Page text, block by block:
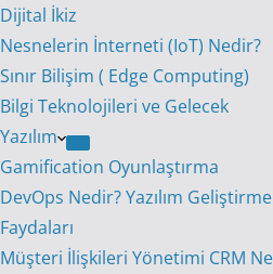
Dijital İkiz
Nesnelerin İnterneti (IoT) Nedir?
Sınır Bilişim ( Edge Computing)
Bilgi Teknolojileri ve Gelecek
Yazılım
Gamification Oyunlaştırma
DevOps Nedir? Yazılım
Faydaları
Müşteri İlişkileri Yönetimi CRM